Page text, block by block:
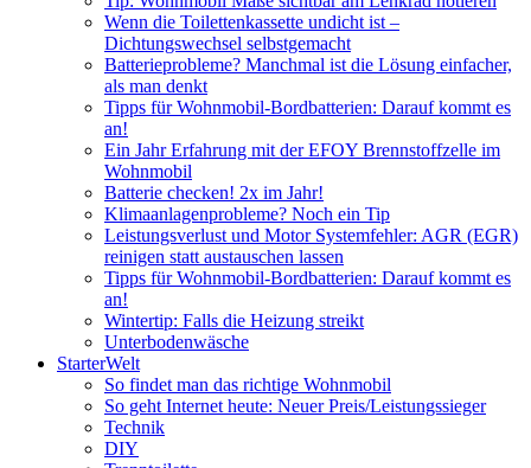
Wenn die Toilettenkassette undicht ist –
Dichtungswechsel selbstgemacht
Batterieprobleme? Manchmal ist die Lösung einfacher,
als man denkt
Tipps für Wohnmobil-Bordbatterien: Darauf kommt es
an!
Ein Jahr Erfahrung mit der EFOY Brennstoffzelle im
Wohnmobil
Batterie checken! 2x im Jahr!
Klimaanlagenprobleme? Noch ein Tip
Leistungsverlust und Motor Systemfehler: AGR (EGR)
reinigen statt austauschen lassen
Tipps für Wohnmobil-Bordbatterien: Darauf kommt es
an!
Wintertip: Falls die Heizung streikt
Unterbodenwäsche
StarterWelt
So findet man das richtige Wohnmobil
So geht Internet heute: Neuer Preis/Leistungssieger
Technik
DIY